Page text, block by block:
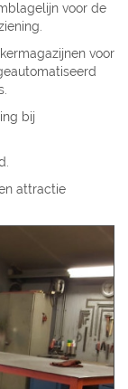
voor de
voor
bij
attractie